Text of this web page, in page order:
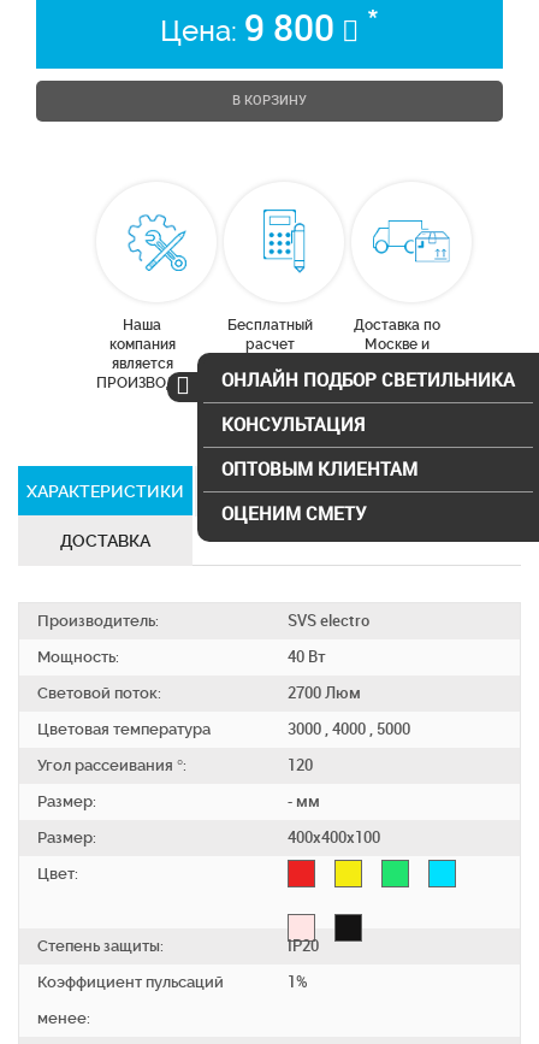
Цена: 9 800 *
В КОРЗИНУ
Наша
компания
является
ПРОИЗВОДИТЕЛЕМ
Бесплатный
расчет
Доставка по
Москве и
области
ХАРАКТЕРИСТИКИ СЕРТИФИКАТЫ
ДОСТАВКА
Производитель:
SVS electro
Мощность:
40 Вт
Световой поток:
2700 Люм
Цветовая температура
3000 , 4000 , 5000
Угол рассеивания °:
120
Размер:
- мм
Размер:
400х400х100
Цвет:
Степень защиты:
IP20
Коэффициент пульсаций
менее:
1%
ОНЛАЙН ПОДБОР СВЕТИЛЬНИКА
КОНСУЛЬТАЦИЯ
ОПТОВЫМ КЛИЕНТАМ
ОЦЕНИМ СМЕТУ